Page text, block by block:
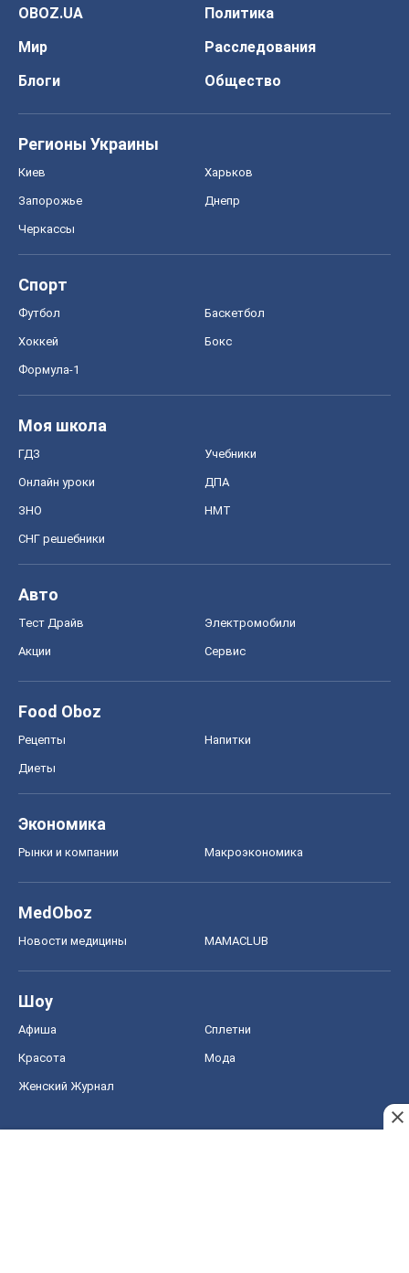
OBOZ.UA
Политика
Мир
Расследования
Блоги
Общество
Регионы Украины
Киев Харьков
Запорожье Днепр
Черкассы
Спорт
Футбол Баскетбол
Хоккей Бокс
Формула-1
Моя школа
ГДЗ Учебники
Онлайн уроки ДПА
ЗНО НМТ
СНГ решебники
Авто
Тест Драйв Электромобили
Акции Сервис
Food Oboz
Рецепты Напитки
Диеты
Экономика
Рынки и компании Mакроэкономика
MedOboz
Новости медицины MAMACLUB
Шоу
Афиша Сплетни
Красота Мода
Женский Журнал